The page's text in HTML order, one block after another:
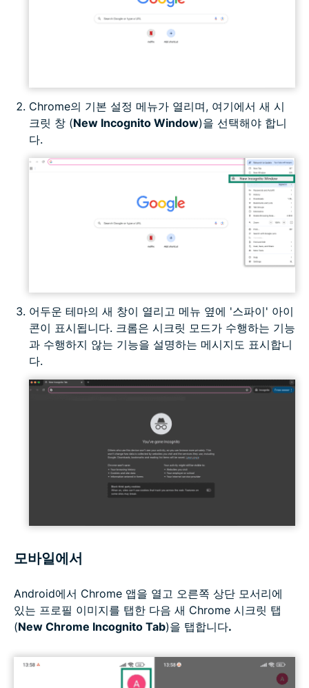
Chrome의 기본 설정 메뉴가 열리며, 여기에서 새 시
크릿 창 (New Incognito Window)을 선택해야 합니
다.
어두운 테마의 새 창이 열리고 메뉴 옆에 '스파이' 아이
콘이 표시됩니다. 크롬은 시크릿 모드가 수행하는 기능
과 수행하지 않는 기능을 설명하는 메시지도 표시합니
다.
모바일에서
Android에서 Chrome 앱을 열고 오른쪽 상단 모서리에
있는 프로필 이미지를 탭한 다음 새 Chrome 시크릿 탭
(New Chrome Incognito Tab)을 탭합니다.